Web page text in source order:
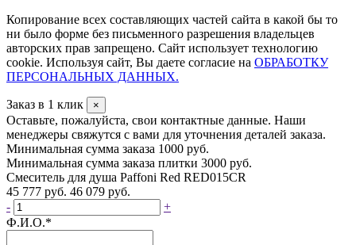
Копирование всех составляющих частей сайта в какой бы то
ни было форме без письменного разрешения владельцев
авторских прав запрещено. Сайт использует технологию
cookie. Используя сайт, Вы даете согласие на ОБРАБОТКУ
ПЕРСОНАЛЬНЫХ ДАННЫХ.
Заказ в 1 клик ×
Оставьте, пожалуйста, свои контактные данные. Наши
менеджеры свяжутся с вами для уточнения деталей заказа.
Минимальная сумма заказа 1000 руб.
Минимальная сумма заказа плитки 3000 руб.
Смеситель для душа Paffoni Red RED015CR
45 777 руб. 46 079 руб.
-
+
Ф.И.О.*